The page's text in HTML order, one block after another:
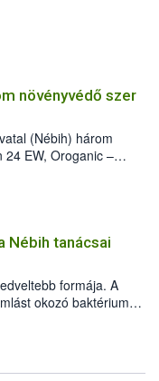
növényvédő szer
(Nébih) három
24 EW, Oroganic –
szüretet követően,
elleni további
kiszerelésben kiskerti
termesztésben is
Nébih tanácsai
formája. A
okozó baktériumok
sütögetés
szól: legalább
hőkezelés, valamint a